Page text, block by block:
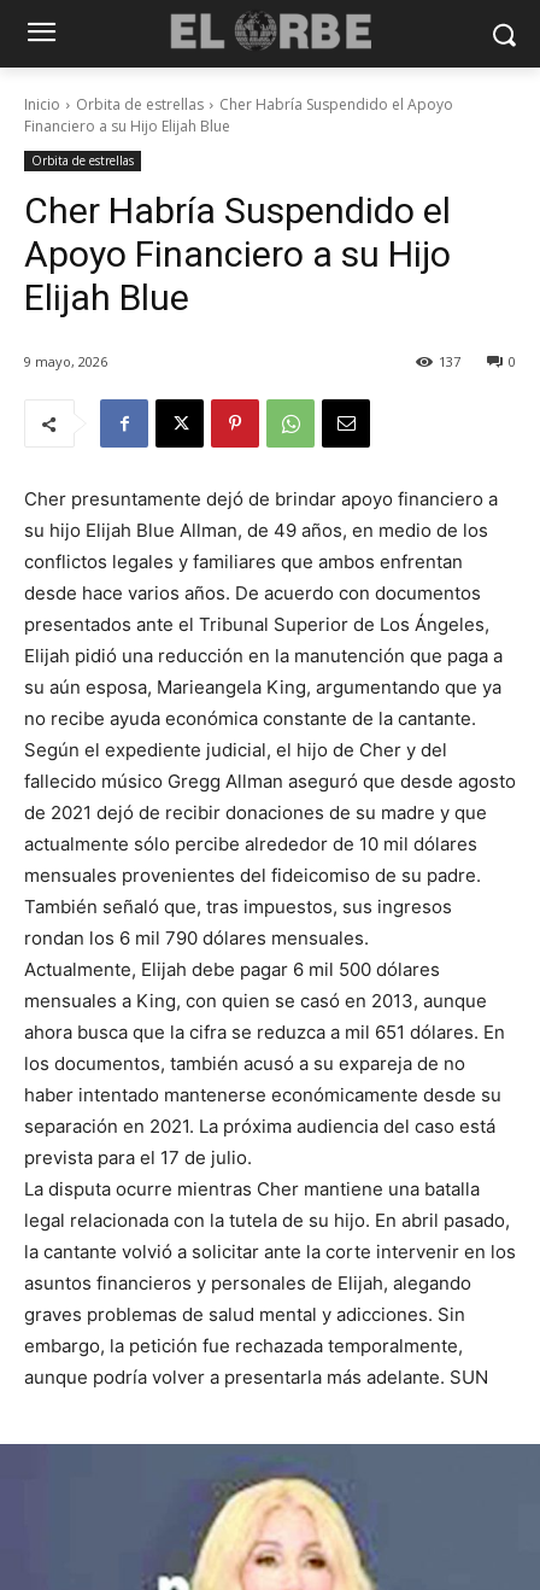
Inicio Orbita de estrellas
Cher Habría Suspendido el Apoyo
Financiero a su Hijo Elijah Blue
Orbita de estrellas
Cher Habría Suspendido el
Apoyo Financiero a su Hijo
Elijah Blue
9 mayo, 2026 0
137
Cher presuntamente dejó de brindar apoyo financiero a
su hijo Elijah Blue Allman, de 49 años, en medio de los
conflictos legales y familiares que ambos enfrentan
desde hace varios años. De acuerdo con documentos
presentados ante el Tribunal Superior de Los Ángeles,
Elijah pidió una reducción en la manutención que paga a
su aún esposa, Marieangela King, argumentando que ya
no recibe ayuda económica constante de la cantante.
Según el expediente judicial, el hijo de Cher y del
fallecido músico Gregg Allman aseguró que desde agosto
de 2021 dejó de recibir donaciones de su madre y que
actualmente sólo percibe alrededor de 10 mil dólares
mensuales provenientes del fideicomiso de su padre.
También señaló que, tras impuestos, sus ingresos
rondan los 6 mil 790 dólares mensuales.
Actualmente, Elijah debe pagar 6 mil 500 dólares
mensuales a King, con quien se casó en 2013, aunque
ahora busca que la cifra se reduzca a mil 651 dólares. En
los documentos, también acusó a su expareja de no
haber intentado mantenerse económicamente desde su
separación en 2021. La próxima audiencia del caso está
prevista para el 17 de julio.
La disputa ocurre mientras Cher mantiene una batalla
legal relacionada con la tutela de su hijo. En abril pasado,
la cantante volvió a solicitar ante la corte intervenir en los
asuntos financieros y personales de Elijah, alegando
graves problemas de salud mental y adicciones. Sin
embargo, la petición fue rechazada temporalmente,
aunque podría volver a presentarla más adelante. SUN